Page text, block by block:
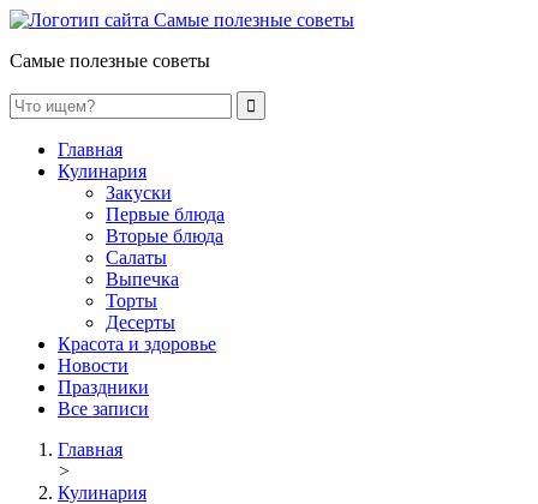
Самые полезные советы
Главная
Кулинария
Закуски
Первые блюда
Вторые блюда
Салаты
Выпечка
Торты
Десерты
Красота и здоровье
Новости
Праздники
Все записи
Главная
>
Кулинария